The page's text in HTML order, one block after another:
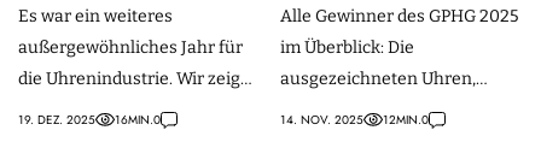
Es war ein weiteres
außergewöhnliches Jahr für
die Uhrenindustrie. Wir zeigen
die Top 24 Uhren des Jahres
19. DEZ. 2025 16MIN.0
Alle Gewinner des GPHG 2025
im Überblick: Die
ausgezeichneten Uhren,
Kategorien und technischen
14. NOV. 2025 12MIN.0